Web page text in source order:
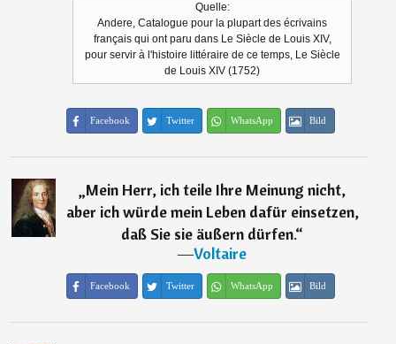
Quelle:
Andere, Catalogue pour la plupart des écrivains
français qui ont paru dans Le Siècle de Louis XIV,
pour servir à l'histoire littéraire de ce temps, Le Siècle
de Louis XIV (1752)
Facebook Twitter WhatsApp Bild
„Mein Herr, ich teile Ihre Meinung nicht,
aber ich würde mein Leben dafür einsetzen,
daß Sie sie äußern dürfen.“
―Voltaire
Facebook Twitter WhatsApp Bild